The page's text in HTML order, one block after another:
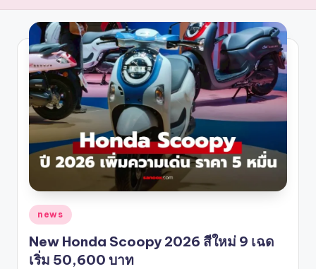
Posted
in
news
New Honda Scoopy 2026 สีใหม่ 9 เฉด
เริ่ม 50,600 บาท